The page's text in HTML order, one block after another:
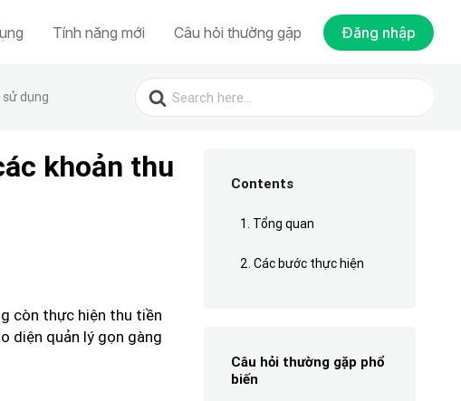
Tính năng mới Câu hỏi thường gặp Đăng nhập
dụng
Search
for:
khoản thu
còn thực hiện thu tiền
diện quản lý gọn gàng
Contents
1. Tổng quan
2. Các bước thực hiện
Câu hỏi thường gặp phổ
biến